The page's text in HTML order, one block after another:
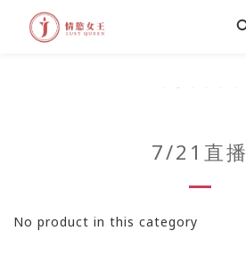
7/21直播
No product in this category